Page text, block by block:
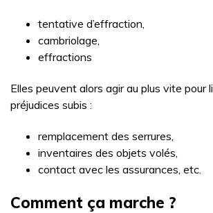
tentative d’effraction,
cambriolage,
effractions
Elles peuvent alors agir au plus vite pour
préjudices subis :
remplacement des serrures,
inventaires des objets volés,
contact avec les assurances, etc.
Comment ça marche ?